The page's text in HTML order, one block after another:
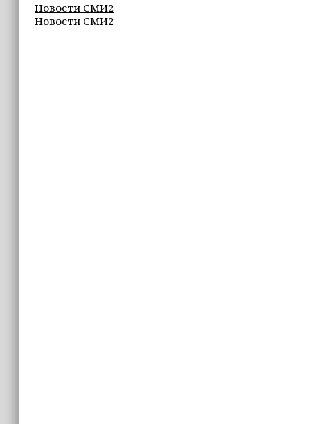
Избирательные участки Шатоя
готовы к приёму голосов
Новости СМИ2
Новости СМИ2